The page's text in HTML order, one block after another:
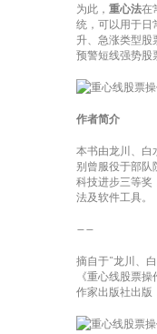
为此， 重心法在
统，可以用于日
升、急涨类型股
预警短线强势股
作者简介
本书由龙川、白
别曾服役于部队
科技进步三等奖
法及软件工具。
——
摘自于“龙川、
《重心线股票
作家出版社出版